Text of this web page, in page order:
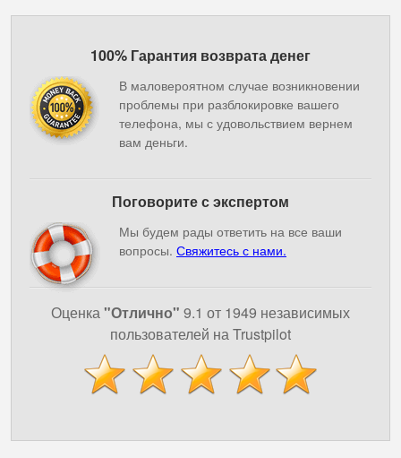
100% Гарантия возврата денег
В маловероятном случае возникновении
проблемы при разблокировке вашего
телефона, мы с удовольствием вернем
вам деньги.
Поговорите с экспертом
Мы будем рады ответить на все ваши
вопросы. Свяжитесь с нами.
Оценка"Отлично" 9.1 от 1949 независимых
пользователей на Trustpilot